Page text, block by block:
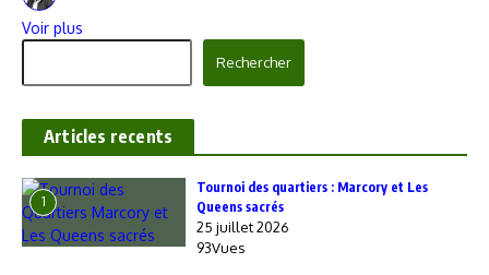
Voir plus
Rechercher
Articles recents
1
‎Tournoi des quartiers : Marcory et Les
Queens sacrés
25 juillet 2026
93Vues